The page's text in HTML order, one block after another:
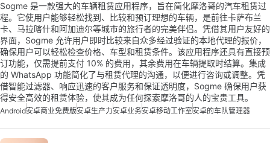
Sogme 是一款强大的车辆租赁应用程序，旨在简化摩洛哥的汽车租赁过
程。它使用户能够轻松找到、比较和预订理想的车辆，是前往卡萨布兰
卡、马拉喀什和阿加迪尔等城市的旅行者的完美伴侣。凭借其用户友好的
界面，Sogme 允许用户即时比较来自众多经过验证的本地代理的报价，
确保用户可以轻松检查价格、车型和租赁条件。该应用程序还具有直接预
订功能，仅需提前支付 10% 的费用，其余费用在车辆提取时结算。集成
的 WhatsApp 功能简化了与租赁代理的沟通，以便进行咨询或调整。凭
借智能过滤器、响应迅速的客户服务和保证透明度，Sogme 确保用户获
得安全高效的租赁体验，使其成为任何探索摩洛哥的人的宝贵工具。
Android安卓商业免费版安卓生产力安卓业务安卓移动工作室安卓的车队管理器